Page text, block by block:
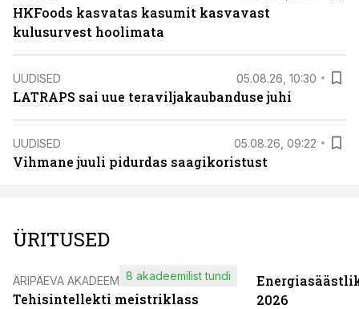
HKFoods kasvatas kasumit kasvavast
kulusurvest hoolimata
UUDISED 05.08.26, 10:30
LATRAPS sai uue teraviljakaubanduse juhi
UUDISED 05.08.26, 09:22
Vihmane juuli pidurdas saagikoristust
ÜRITUSED
ÄRIPÄEVA AKADEEMIA
Tehisintellekti meistriklass
8 akadeemilist tundi
2026